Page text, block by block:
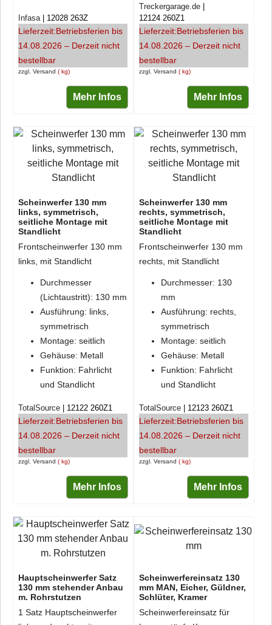
zzgl. Versand kg
Infasa 12028 263Z
Lieferzeit:Betriebsferien bis
14.08.2026 – Derzeit nicht
bestellbar
Mehr Infos
zzgl. Versand kg
Treckergarage.de
12124 260Z1
Lieferzeit:Betriebsferien bis
14.08.2026 – Derzeit nicht
bestellbar
Mehr Infos
Scheinwerfer 130 mm
links, symmetrisch,
seitliche Montage mit
Standlicht
Frontscheinwerfer 130 mm
links, mit Standlicht
Durchmesser
(Lichtaustritt): 130 mm
Ausführung: links,
symmetrisch
Montage: seitlich
Gehäuse: Metall
Funktion: Fahrlicht
und Standlicht
zzgl. Versand kg
TotalSource 12122 260Z1
Lieferzeit:Betriebsferien bis
14.08.2026 – Derzeit nicht
bestellbar
Mehr Infos
Scheinwerfer 130 mm
rechts, symmetrisch,
seitliche Montage mit
Standlicht
Frontscheinwerfer 130 mm
rechts, mit Standlicht
Durchmesser: 130
mm
Ausführung: rechts,
symmetrisch
Montage: seitlich
Gehäuse: Metall
Funktion: Fahrlicht
und Standlicht
zzgl. Versand kg
TotalSource 12123 260Z1
Lieferzeit:Betriebsferien bis
14.08.2026 – Derzeit nicht
bestellbar
Mehr Infos
Hauptscheinwerfer Satz
130 mm stehender Anbau
m. Rohrstutzen
1 Satz Hauptscheinwerfer
Scheinwerfereinsatz 130
mm MAN, Eicher, Güldner,
Schlüter, Kramer
Scheinwerfereinsatz für